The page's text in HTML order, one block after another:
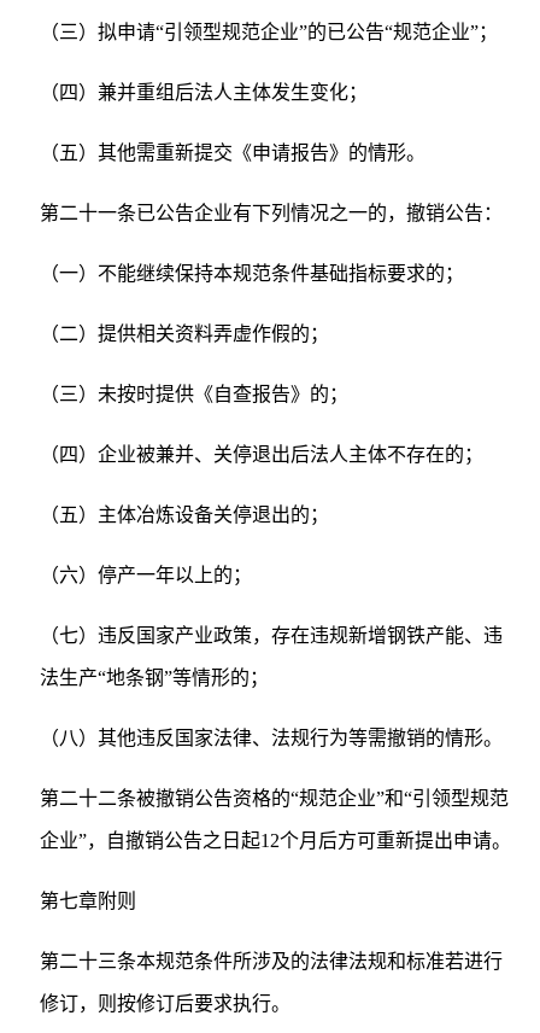
（三）拟申请“引领型规范企业”的已公告“规范企业”；
（四）兼并重组后法人主体发生变化；
（五）其他需重新提交《申请报告》的情形。
第二十一条已公告企业有下列情况之一的，撤销公告：
（一）不能继续保持本规范条件基础指标要求的；
（二）提供相关资料弄虚作假的；
（三）未按时提供《自查报告》的；
（四）企业被兼并、关停退出后法人主体不存在的；
（五）主体冶炼设备关停退出的；
（六）停产一年以上的；
（七）违反国家产业政策，存在违规新增钢铁产能、违
法生产“地条钢”等情形的；
（八）其他违反国家法律、法规行为等需撤销的情形。
第二十二条被撤销公告资格的“规范企业”和“引领型规范
企业”，自撤销公告之日起12个月后方可重新提出申请。
第七章附则
第二十三条本规范条件所涉及的法律法规和标准若进行
修订，则按修订后要求执行。